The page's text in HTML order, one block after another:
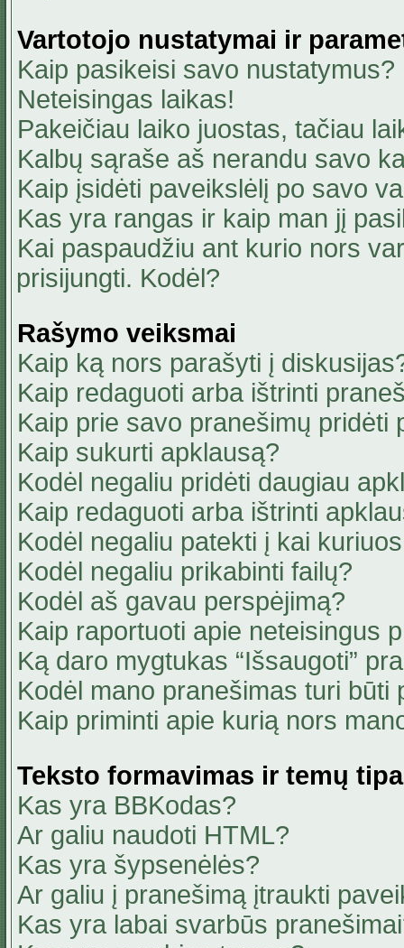
Vartotojo nustatymai ir
Kaip pasikeisi savo nustatymus?
Neteisingas laikas!
Pakeičiau laiko juostas, tačiau
Kalbų sąraše aš nerandu savo
Kaip įsidėti paveikslėlį po savo
Kas yra rangas ir kaip man jį
Kai paspaudžiu ant kurio nors
prisijungti. Kodėl?
Rašymo veiksmai
Kaip ką nors parašyti į
Kaip redaguoti arba ištrinti
Kaip prie savo pranešimų pridėti
Kaip sukurti apklausą?
Kodėl negaliu pridėti daugiau
Kaip redaguoti arba ištrinti
Kodėl negaliu patekti į kai
Kodėl negaliu prikabinti failų?
Kodėl aš gavau perspėjimą?
Kaip raportuoti apie neteisingus
Ką daro mygtukas “Išsaugoti”
Kodėl mano pranešimas turi būti
Kaip priminti apie kurią nors
Teksto formavimas ir temų
Kas yra BBKodas?
Ar galiu naudoti HTML?
Kas yra šypsenėlės?
Ar galiu į pranešimą įtraukti
Kas yra labai svarbūs